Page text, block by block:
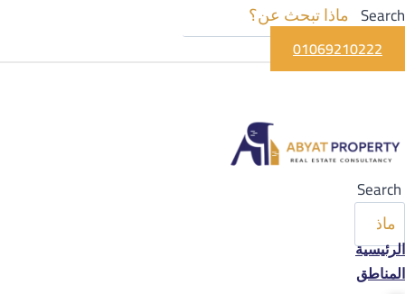
Search
01069210222
Search
الرئيسية
المناطق